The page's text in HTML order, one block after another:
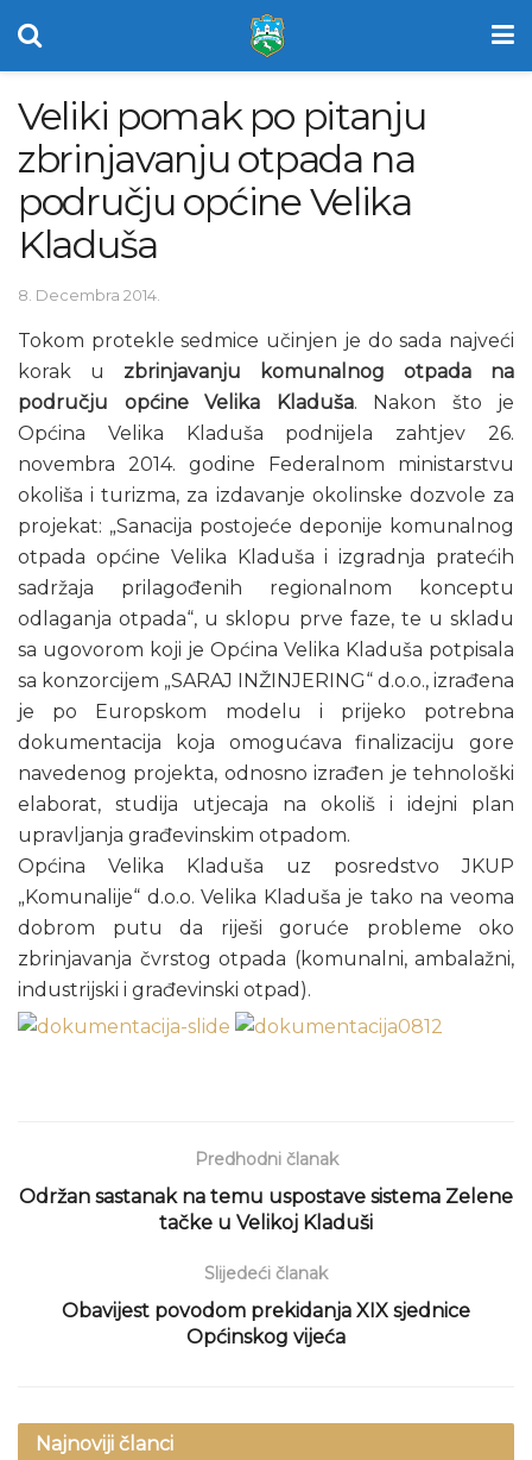
Veliki pomak po pitanju
zbrinjavanju otpada na
području općine Velika
Kladuša
8. Decembra 2014.
Tokom protekle sedmice učinjen je do sada najveći
korak u zbrinjavanju komunalnog otpada na
području općine Velika Kladuša. Nakon što je
Općina Velika Kladuša podnijela zahtjev 26.
novembra 2014. godine Federalnom ministarstvu
okoliša i turizma, za izdavanje okolinske dozvole za
projekat: „Sanacija postojeće deponije komunalnog
otpada općine Velika Kladuša i izgradnja pratećih
sadržaja prilagođenih regionalnom konceptu
odlaganja otpada“, u sklopu prve faze, te u skladu
sa ugovorom koji je Općina Velika Kladuša potpisala
sa konzorcijem „SARAJ INŽINJERING“ d.o.o., izrađena
je po Europskom modelu i prijeko potrebna
dokumentacija koja omogućava finalizaciju gore
navedenog projekta, odnosno izrađen je tehnološki
elaborat, studija utjecaja na okoliš i idejni plan
upravljanja građevinskim otpadom.
Općina Velika Kladuša uz posredstvo JKUP
„Komunalije“ d.o.o. Velika Kladuša je tako na veoma
dobrom putu da riješi goruće probleme oko
zbrinjavanja čvrstog otpada (komunalni, ambalažni,
industrijski i građevinski otpad).
Predhodni članak
Održan sastanak na temu uspostave sistema Zelene
tačke u Velikoj Kladuši
Slijedeći članak
Obavijest povodom prekidanja XIX sjednice
Općinskog vijeća
Najnoviji članci